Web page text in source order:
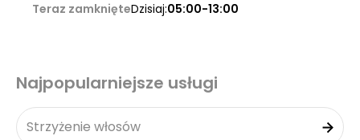
Teraz zamknięteDzisiaj:05:00-13:00
Najpopularniejsze usługi
Strzyżenie włosów